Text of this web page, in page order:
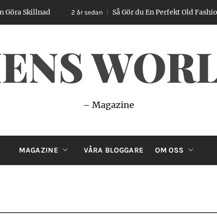
2 år sedan Så Gör du En Perfekt Old Fashioned –
– Magazine
MAGAZINE VÅRA BLOGGARE OM OSS